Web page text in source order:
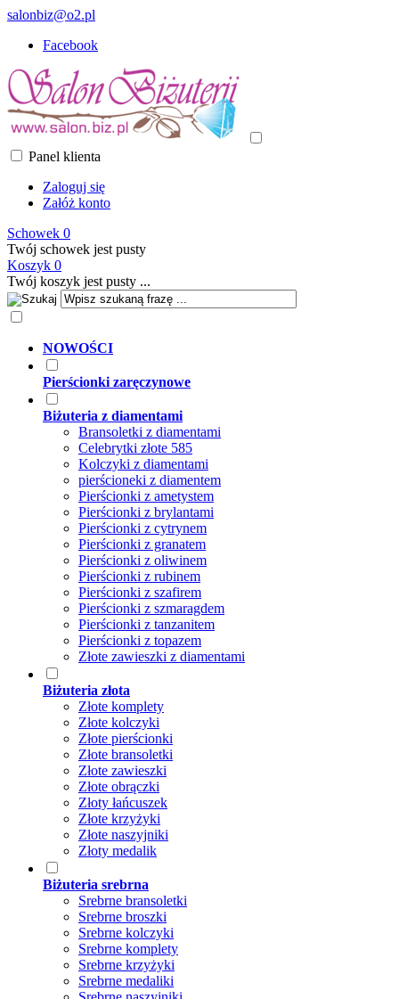
salonbiz@o2.pl
Facebook
Panel klienta
Zaloguj się
Załóż konto
Schowek 0
Twój schowek jest pusty
Koszyk 0
Twój koszyk jest pusty ...
NOWOŚCI
Pierścionki zaręczynowe
Biżuteria z diamentami
Bransoletki z diamentami
Celebrytki złote 585
Kolczyki z diamentami
pierścioneki z diamentem
Pierścionki z ametystem
Pierścionki z brylantami
Pierścionki z cytrynem
Pierścionki z granatem
Pierścionki z oliwinem
Pierścionki z rubinem
Pierścionki z szafirem
Pierścionki z szmaragdem
Pierścionki z tanzanitem
Pierścionki z topazem
Złote zawieszki z diamentami
Biżuteria złota
Złote komplety
Złote kolczyki
Złote pierścionki
Złote bransoletki
Złote zawieszki
Złote obrączki
Złoty łańcuszek
Złote krzyżyki
Złote naszyjniki
Złoty medalik
Biżuteria srebrna
Srebrne bransoletki
Srebrne broszki
Srebrne kolczyki
Srebrne komplety
Srebrne krzyżyki
Srebrne medaliki